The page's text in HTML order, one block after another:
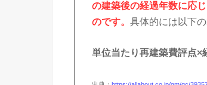
の建築後の経過年数に応
のです。具体的には以下
単位当たり再建築費評点×